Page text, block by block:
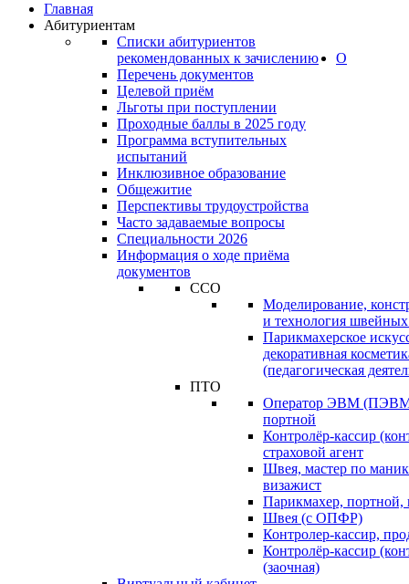
Главная
Абитуриентам
Списки абитуриентов
рекомендованных к зачислению
Перечень документов
Целевой приём
Льготы при поступлении
Проходные баллы в 2025 году
Программа вступительных
испытаний
Инклюзивное образование
Общежитие
Перспективы трудоустройства
Часто задаваемые вопросы
Специальности 2026
Информация о ходе приёма
документов
ССО
Моделирование,
и технология
Парикмахерское
декоративная
(педагогическая
ПТО
Оператор ЭВМ
портной
Контролёр-кассир
страховой агент
Швея, мастер по
визажист
Парикмахер, портной,
Швея (с ОПФР)
Контролер-кассир,
Контролёр-кассир
(заочная)
О